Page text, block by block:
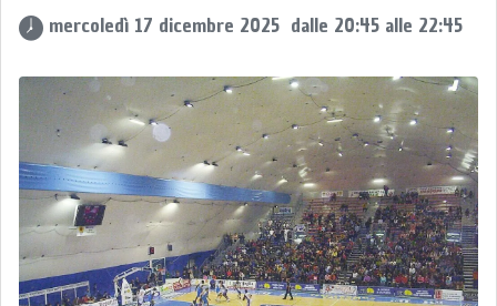
mercoledì 17 dicembre 2025  dalle 20:45 alle 22:45